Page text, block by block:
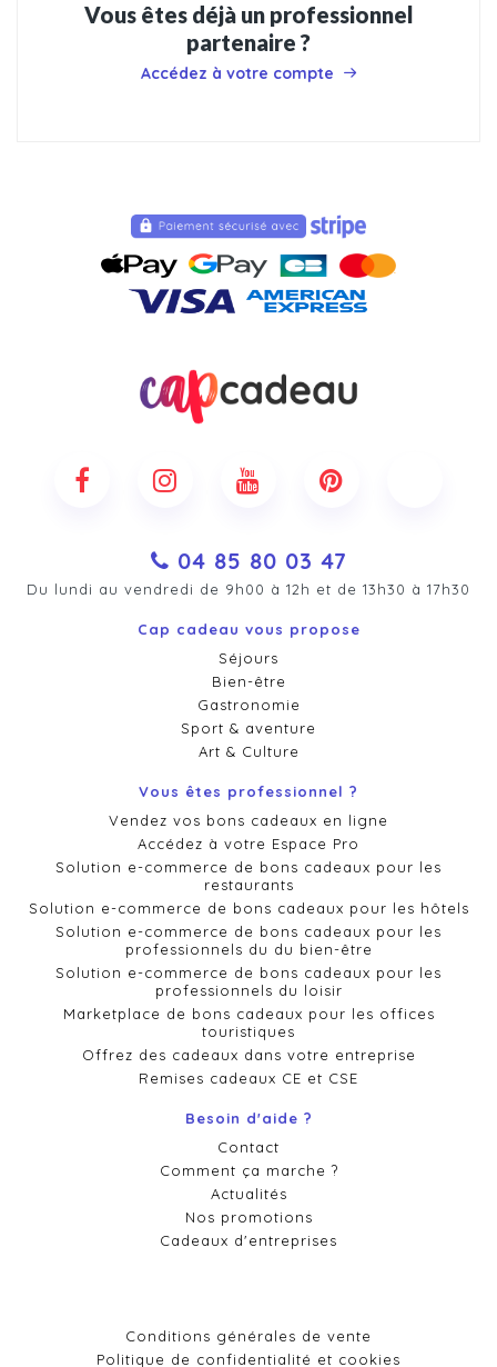
Vous êtes déjà un professionnel
partenaire ?
Accédez à votre compte
04 85 80 03 47
Du lundi au vendredi de 9h00 à 12h et de 13h30 à 17h30
Cap cadeau vous propose
Séjours
Bien-être
Gastronomie
Sport & aventure
Art & Culture
Vous êtes professionnel ?
Vendez vos bons cadeaux en ligne
Accédez à votre Espace Pro
Solution e-commerce de bons cadeaux pour les
restaurants
Solution e-commerce de bons cadeaux pour les hôtels
Solution e-commerce de bons cadeaux pour les
professionnels du du bien-être
Solution e-commerce de bons cadeaux pour les
professionnels du loisir
Marketplace de bons cadeaux pour les offices
touristiques
Offrez des cadeaux dans votre entreprise
Remises cadeaux CE et CSE
Besoin d'aide ?
Contact
Comment ça marche ?
Actualités
Nos promotions
Cadeaux d'entreprises
Conditions générales de vente
Politique de confidentialité et cookies